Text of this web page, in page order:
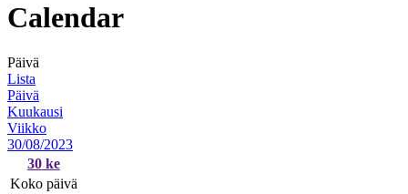
Calendar
Päivä
Lista
Päivä
Kuukausi
Viikko
30/08/2023
30 ke
Koko päivä